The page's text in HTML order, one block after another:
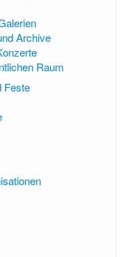
Archive
Raum
Feste